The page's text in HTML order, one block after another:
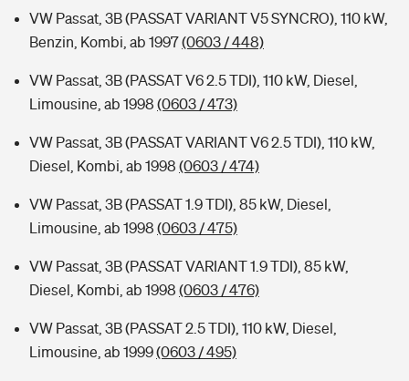
VW Passat, 3B (PASSAT VARIANT V5 SYNCRO), 110 kW,
Benzin, Kombi, ab 1997(0603 / 448)
VW Passat, 3B (PASSAT V6 2.5 TDI), 110 kW, Diesel,
Limousine, ab 1998 (0603 / 473)
VW Passat, 3B (PASSAT VARIANT V6 2.5 TDI), 110 kW,
Diesel, Kombi, ab 1998 (0603 / 474)
VW Passat, 3B (PASSAT 1.9 TDI), 85 kW, Diesel,
Limousine, ab 1998 (0603 / 475)
VW Passat, 3B (PASSAT VARIANT 1.9 TDI), 85 kW,
Diesel, Kombi, ab 1998 (0603 / 476)
VW Passat, 3B (PASSAT 2.5 TDI), 110 kW, Diesel,
Limousine, ab 1999(0603 / 495)